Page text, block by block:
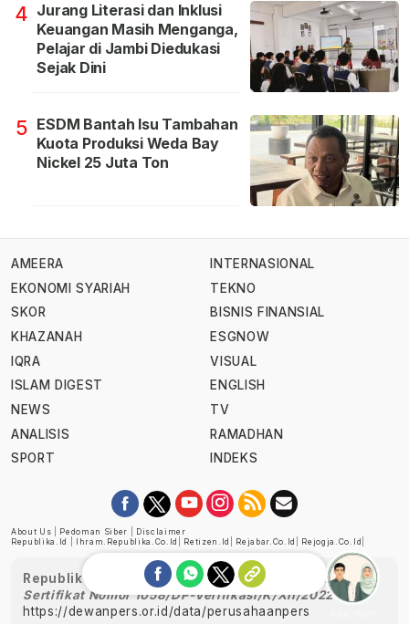
4 Jurang Literasi dan Inklusi
Keuangan Masih Menganga,
Pelajar di Jambi Diedukasi
Sejak Dini
5 ESDM Bantah Isu Tambahan
Kuota Produksi Weda Bay
Nickel 25 Juta Ton
AMEERA
EKONOMI SYARIAH
SKOR
KHAZANAH
IQRA
ISLAM DIGEST
NEWS
ANALISIS
SPORT
INTERNASIONAL
TEKNO
BISNIS FINANSIAL
ESGNOW
VISUAL
ENGLISH
TV
RAMADHAN
INDEKS
About Us Pedoman Siber
Disclaimer
Republika.id
Ihram.republika.co.id Retizen.id Rejabar.co.id Rejogja.co.id
Republika telah diverifikasi oleh Dewan Pers
Sertifikat Nomor 1058/DP-Verifikasi/K/XII/2022
https://dewanpers.or.id/data/perusahaanpers